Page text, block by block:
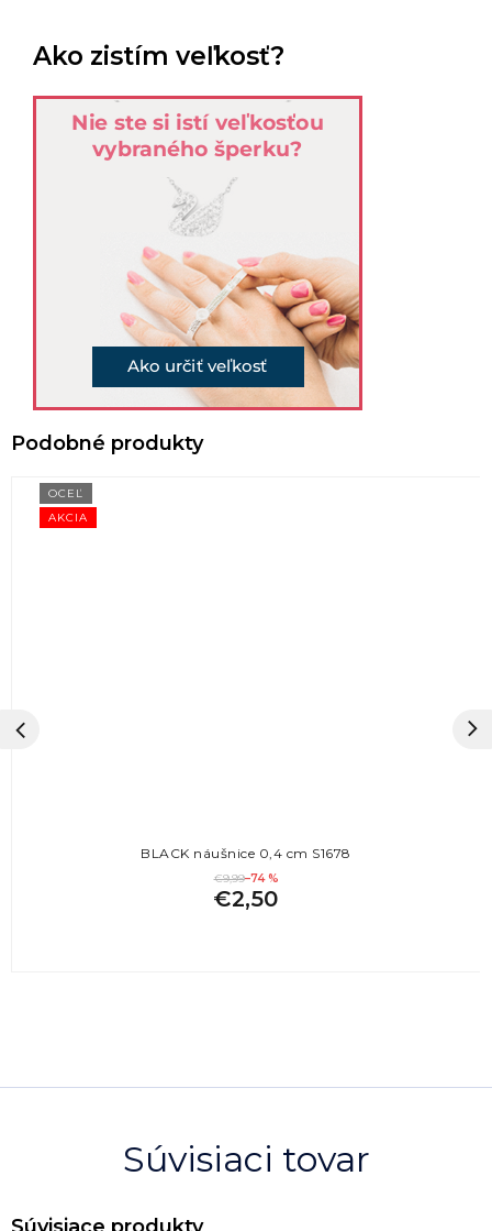
Súvisiaci tovar
Ako zistím veľkosť?
AKCIA
OCEĽ
BLACK náušnice 0,4 cm S1678
€9,99–74 %
€2,50